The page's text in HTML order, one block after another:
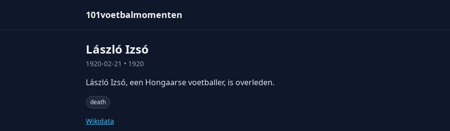
101voetbalmomenten
László Izsó
1920-02-21 • 1920
László Izsó, een Hongaarse voetballer, is overleden.
death
Wikidata